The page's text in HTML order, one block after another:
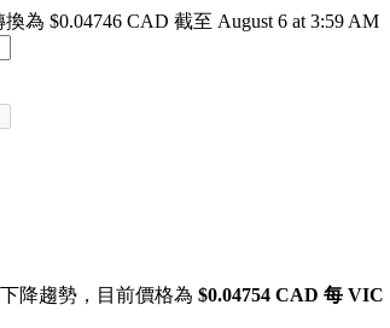
續合約
為 $0.04746 CAD 截至 August 6 at 3:59 AM
降趨勢，目前價格為 $0.04754 CAD 每 VIC